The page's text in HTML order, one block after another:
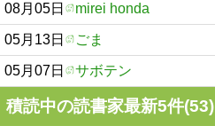
08月05日 mirei honda
05月13日 ごま
05月07日 サボテン
積読中の読書家最新5件(53)